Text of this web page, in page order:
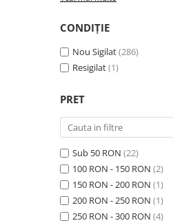
Telefoane mobile iSEN
Telefoane mobile F150
Telefoane mobile HUAWEI
Telefoane mobile Xiaomi
Telefoane mobile AGM
Telefoane mobile Realme
Telefoane mobile ZTE Nubia
Telefoane mobile ALTE BRANDURI
Tablete PC, mini PC si laptopuri
Tablete PC
CONDIȚIE
Nou Sigilat(286)
Resigilat(1)
PRET
Sub 50 RON (22)
100 RON - 150 RON (2)
150 RON - 200 RON (1)
200 RON - 250 RON (1)
250 RON - 300 RON (4)